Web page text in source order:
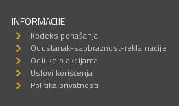
INFORMACIJE
Kodeks ponašanja
Odustanak-saobraznost-reklamacije
Odluke o akcijama
Uslovi korišćenja
Politika privatnosti